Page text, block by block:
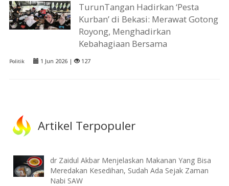
TurunTangan Hadirkan ‘Pesta
Kurban’ di Bekasi: Merawat Gotong
Royong, Menghadirkan
Kebahagiaan Bersama
Politik 1 Jun 2026 | 127
Artikel Terpopuler
dr Zaidul Akbar Menjelaskan Makanan Yang Bisa
Meredakan Kesedihan, Sudah Ada Sejak Zaman
Nabi SAW